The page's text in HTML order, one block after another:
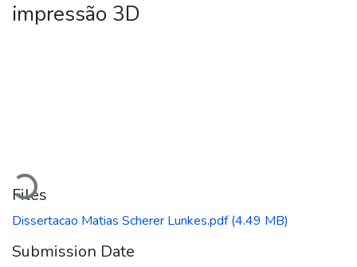
impressão 3D
Loading...
Files
Dissertacao Matias Scherer Lunkes.pdf(4.49 MB)
Submission Date